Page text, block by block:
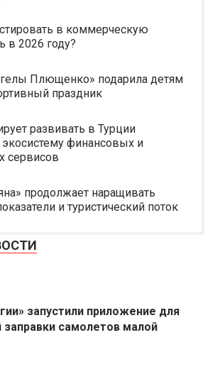
в коммерческую
в 2026 году?
Плющенко» подарила детям
праздник
развивать в Турции
финансовых и
сервисов
продолжает наращивать
и туристический поток
запустили приложение для
заправки самолетов малой